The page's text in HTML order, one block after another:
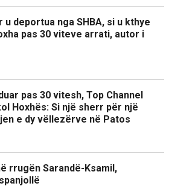
u deportua nga SHBA, si u kthye
pas 30 viteve arrati, autor i
pas 30 vitesh, Top Channel
Hoxhës: Si një sherr për një
e dy vëllezërve në Patos
rrugën Sarandë-Ksamil,